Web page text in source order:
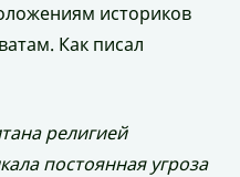
историков
Как писал
религией
постоянная угроза